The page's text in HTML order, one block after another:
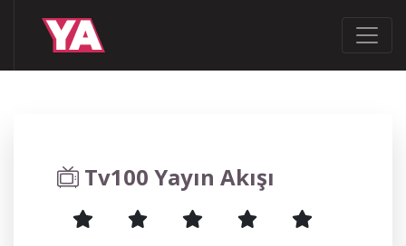
Tv100 Yayın Akışı